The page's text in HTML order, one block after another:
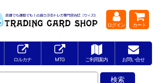
ログイン カート
ロルカナ MTG ご利用案内 お問い合せ